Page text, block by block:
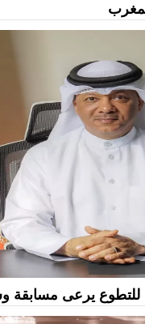
للتطوع يرعى مسابقة